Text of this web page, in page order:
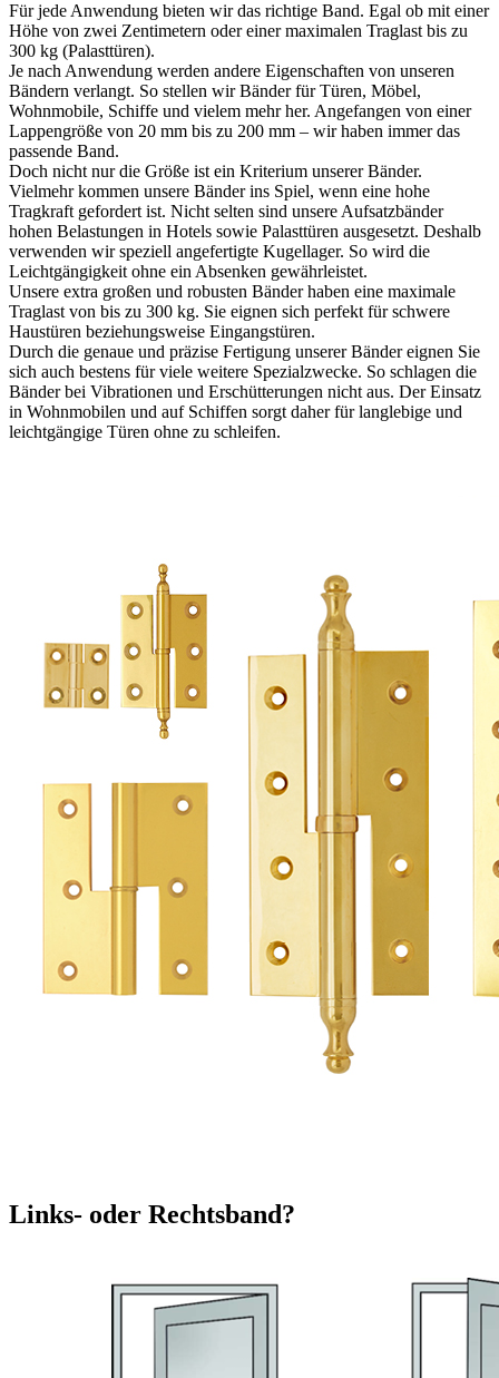
Für jede Anwendung bieten wir das richtige Band. Egal ob mit einer
Höhe von zwei Zentimetern oder einer maximalen Traglast bis zu
300 kg (Palasttüren).
Je nach Anwendung werden andere Eigenschaften von unseren
Bändern verlangt. So stellen wir Bänder für Türen, Möbel,
Wohnmobile, Schiffe und vielem mehr her. Angefangen von einer
Lappengröße von 20 mm bis zu 200 mm – wir haben immer das
passende Band.
Doch nicht nur die Größe ist ein Kriterium unserer Bänder.
Vielmehr kommen unsere Bänder ins Spiel, wenn eine hohe
Tragkraft gefordert ist. Nicht selten sind unsere Aufsatzbänder
hohen Belastungen in Hotels sowie Palasttüren ausgesetzt. Deshalb
verwenden wir speziell angefertigte Kugellager. So wird die
Leichtgängigkeit ohne ein Absenken gewährleistet.
Unsere extra großen und robusten Bänder haben eine maximale
Traglast von bis zu 300 kg. Sie eignen sich perfekt für schwere
Haustüren beziehungsweise Eingangstüren.
Durch die genaue und präzise Fertigung unserer Bänder eignen Sie
sich auch bestens für viele weitere Spezialzwecke. So schlagen die
Bänder bei Vibrationen und Erschütterungen nicht aus. Der Einsatz
in Wohnmobilen und auf Schiffen sorgt daher für langlebige und
leichtgängige Türen ohne zu schleifen.
Links- oder Rechtsband?